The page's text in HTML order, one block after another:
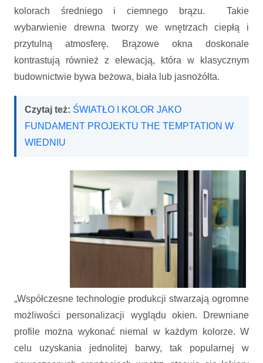
kolorach średniego i ciemnego brązu. Takie
wybarwienie drewna tworzy we wnętrzach ciepłą i
przytulną atmosferę. Brązowe okna doskonale
kontrastują również z elewacją, która w klasycznym
budownictwie bywa beżowa, biała lub jasnożółta.
Czytaj też: ŚWIATŁO I KOLOR JAKO
FUNDAMENT PROJEKTU THE TEMPTATION W
WIEDNIU
„Współczesne technologie produkcji stwarzają ogromne
możliwości personalizacji wyglądu okien. Drewniane
profile można wykonać niemal w każdym kolorze. W
celu uzyskania jednolitej barwy, tak popularnej w